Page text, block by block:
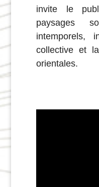
invite le
paysages
intemporels,
collective et
orientales.